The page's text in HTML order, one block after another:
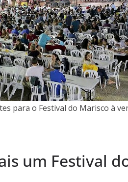
para o Festival do Marisco à
um Festival